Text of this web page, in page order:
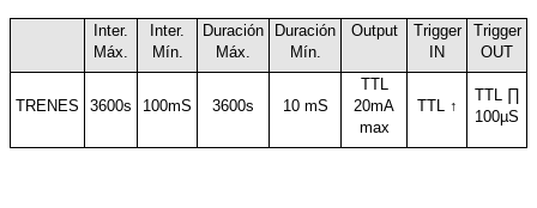
Inter.
Máx.
Inter.
Mín.
Duración
Máx.
Duración
Mín.
Output
Trigger
IN
Trigger
OUT
TRENES 3600s 100mS 3600s 10 mS
TTL
20mA
max
TTL ↑
TTL ∏
100µS